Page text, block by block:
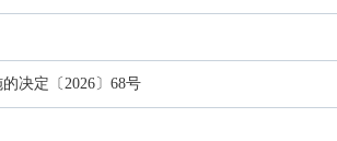
决定〔2026〕68号